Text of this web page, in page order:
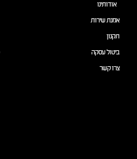
אודותינו
אמנת שירות
תקנון
ביטול עסקה
צרו קשר